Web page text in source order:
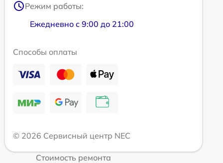
Режим работы:
Ежедневно с 9:00 до 21:00
Способы оплаты
© 2026 Сервисный центр NEC
Стоимость ремонта